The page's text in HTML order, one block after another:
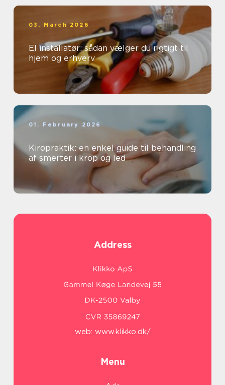
03. March 2026
El installatør: sådan vælger du rigtigt til
hjem og erhverv
01. February 2026
Kiropraktik: en enkel guide til behandling
af smerter i krop og led
Address
web: www.klikko.dk/
Menu